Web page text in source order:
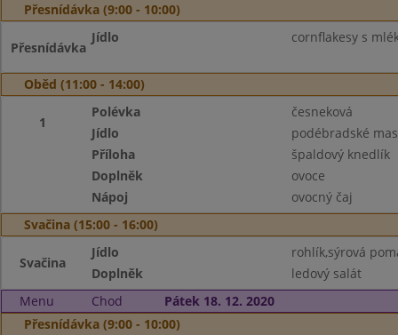
Přesnídávka (9:00 - 10:00)
Přesnídávka
Jídlo cornflakesy s
Oběd (11:00 - 14:00)
1
Polévka
česneková
Jídlo
podébradské
Příloha
špaldový knedlík
Doplněk
ovoce
Nápoj
ovocný čaj
Svačina (15:00 - 16:00)
Svačina
Jídlo
rohlík,sýrová
Doplněk
ledový salát
Menu
Chod
Pátek 18. 12. 2020
Přesnídávka (9:00 - 10:00)